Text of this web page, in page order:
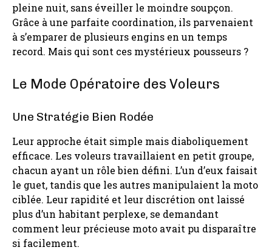
pleine nuit, sans éveiller le moindre soupçon.
Grâce à une parfaite coordination, ils parvenaient
à s’emparer de plusieurs engins en un temps
record. Mais qui sont ces mystérieux pousseurs ?
Le Mode Opératoire des Voleurs
Une Stratégie Bien Rodée
Leur approche était simple mais diaboliquement
efficace. Les voleurs travaillaient en petit groupe,
chacun ayant un rôle bien défini. L’un d’eux faisait
le guet, tandis que les autres manipulaient la moto
ciblée. Leur rapidité et leur discrétion ont laissé
plus d’un habitant perplexe, se demandant
comment leur précieuse moto avait pu disparaître
si facilement.